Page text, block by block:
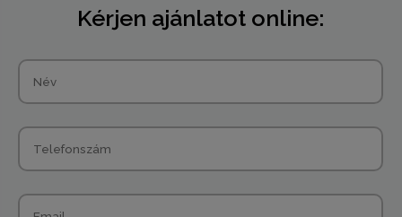
Kérjen ajánlatot online: